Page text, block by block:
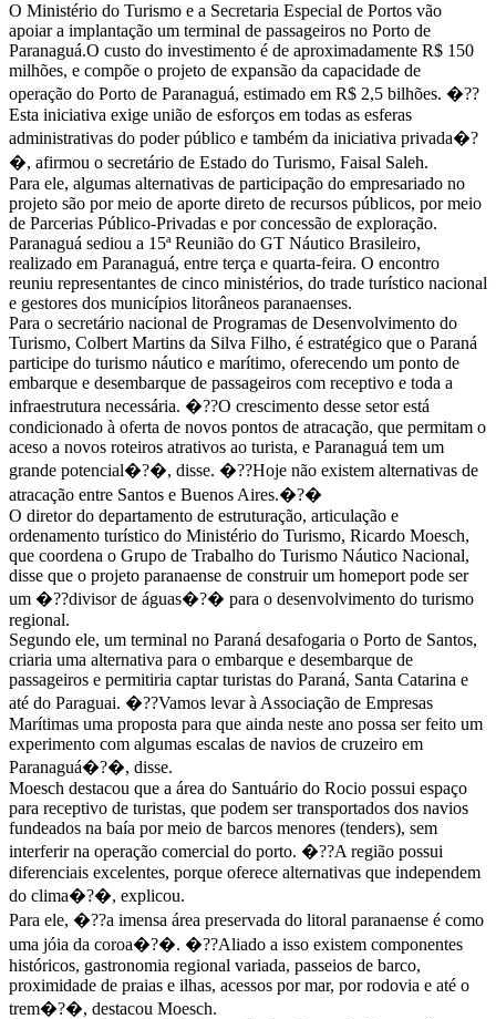
O Ministério do Turismo e a Secretaria Especial de Portos vão
apoiar a implantação um terminal de passageiros no Porto de
Paranaguá.O custo do investimento é de aproximadamente R$ 150
milhões, e compõe o projeto de expansão da capacidade de
operação do Porto de Paranaguá, estimado em R$ 2,5 bilhões. �??
Esta iniciativa exige união de esforços em todas as esferas
administrativas do poder público e também da iniciativa privada�?
�, afirmou o secretário de Estado do Turismo, Faisal Saleh.
Para ele, algumas alternativas de participação do empresariado no
projeto são por meio de aporte direto de recursos públicos, por meio
de Parcerias Público-Privadas e por concessão de exploração.
Paranaguá sediou a 15ª Reunião do GT Náutico Brasileiro,
realizado em Paranaguá, entre terça e quarta-feira. O encontro
reuniu representantes de cinco ministérios, do trade turístico nacional
e gestores dos municípios litorâneos paranaenses.
Para o secretário nacional de Programas de Desenvolvimento do
Turismo, Colbert Martins da Silva Filho, é estratégico que o Paraná
participe do turismo náutico e marítimo, oferecendo um ponto de
embarque e desembarque de passageiros com receptivo e toda a
infraestrutura necessária. �??O crescimento desse setor está
condicionado à oferta de novos pontos de atracação, que permitam o
aceso a novos roteiros atrativos ao turista, e Paranaguá tem um
grande potencial�?�, disse. �??Hoje não existem alternativas de
atracação entre Santos e Buenos Aires.�?�
O diretor do departamento de estruturação, articulação e
ordenamento turístico do Ministério do Turismo, Ricardo Moesch,
que coordena o Grupo de Trabalho do Turismo Náutico Nacional,
disse que o projeto paranaense de construir um homeport pode ser
um �??divisor de águas�?� para o desenvolvimento do turismo
regional.
Segundo ele, um terminal no Paraná desafogaria o Porto de Santos,
criaria uma alternativa para o embarque e desembarque de
passageiros e permitiria captar turistas do Paraná, Santa Catarina e
até do Paraguai. �??Vamos levar à Associação de Empresas
Marítimas uma proposta para que ainda neste ano possa ser feito um
experimento com algumas escalas de navios de cruzeiro em
Paranaguá�?�, disse.
Moesch destacou que a área do Santuário do Rocio possui espaço
para receptivo de turistas, que podem ser transportados dos navios
fundeados na baía por meio de barcos menores (tenders), sem
interferir na operação comercial do porto. �??A região possui
diferenciais excelentes, porque oferece alternativas que independem
do clima�?�, explicou.
Para ele, �??a imensa área preservada do litoral paranaense é como
uma jóia da coroa�?�. �??Aliado a isso existem componentes
históricos, gastronomia regional variada, passeios de barco,
proximidade de praias e ilhas, acessos por mar, por rodovia e até o
trem�?�, destacou Moesch.